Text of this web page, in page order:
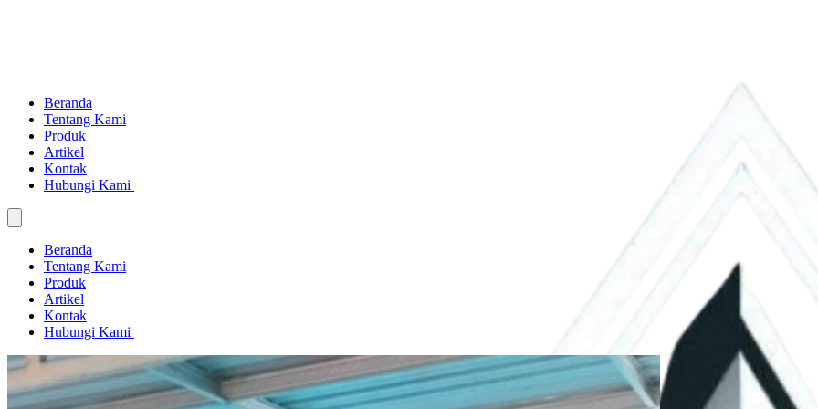
Beranda
Tentang Kami
Produk
Artikel
Kontak
Hubungi Kami
Beranda
Tentang Kami
Produk
Artikel
Kontak
Hubungi Kami